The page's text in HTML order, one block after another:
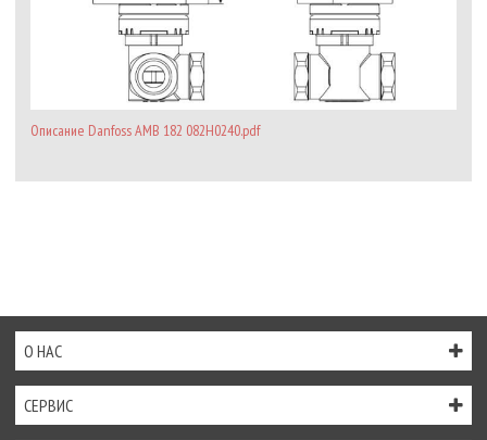
Описание Danfoss AMB 182 082H0240.pdf
О НАС
СЕРВИС